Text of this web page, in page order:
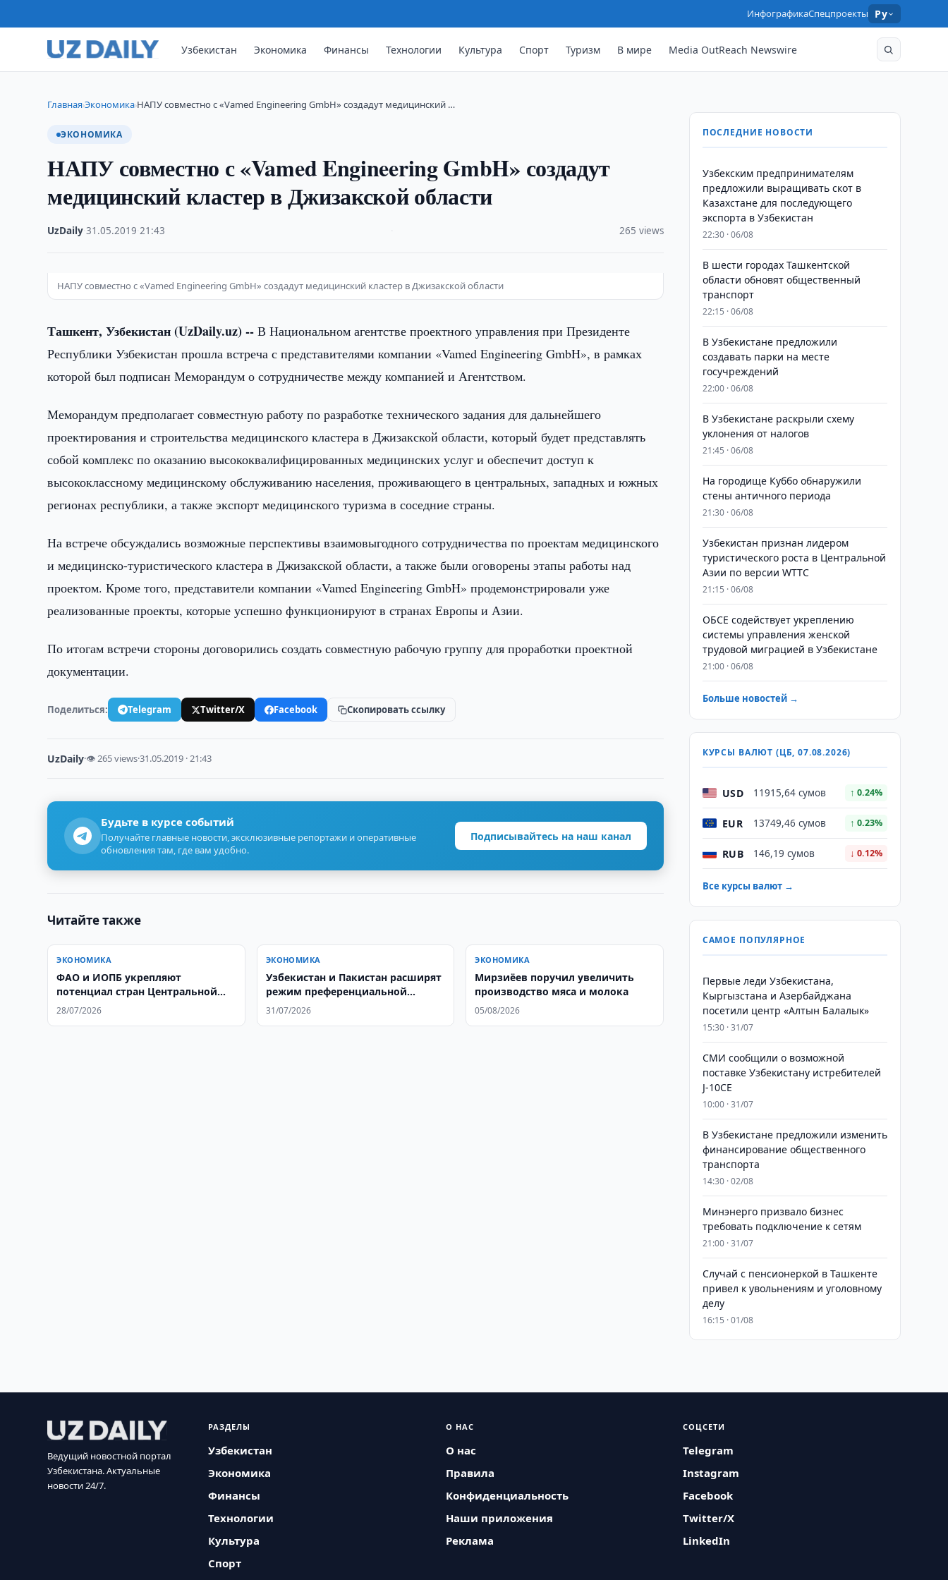
ИнфографикаСпецпроекты Ру
Узбекистан Экономика Финансы Технологии Культура Спорт Туризм В мире Media OutReach Newswire
Главная›Экономика›НАПУ совместно с «Vamed Engineering GmbH» создадут медицинский …
ЭКОНОМИКА
НАПУ совместно с «Vamed Engineering GmbH» создадут
медицинский кластер в Джизакской области
UzDaily ·31.05.2019 ·21:43 265 views
НАПУ совместно с «Vamed Engineering GmbH» создадут медицинский кластер в Джизакской области
Ташкент, Узбекистан (UzDaily.uz) -- В Национальном агентстве проектного управления при Президенте
Республики Узбекистан прошла встреча с представителями компании «Vamed Engineering GmbH», в рамках
которой был подписан Меморандум о сотрудничестве между компанией и Агентством.
Меморандум предполагает совместную работу по разработке технического задания для дальнейшего
проектирования и строительства медицинского кластера в Джизакской области, который будет представлять
собой комплекс по оказанию высококвалифицированных медицинских услуг и обеспечит доступ к
высококлассному медицинскому обслуживанию населения, проживающего в центральных, западных и южных
регионах республики, а также экспорт медицинского туризма в соседние страны.
На встрече обсуждались возможные перспективы взаимовыгодного сотрудничества по проектам медицинского
и медицинско-туристического кластера в Джизакской области, а также были оговорены этапы работы над
проектом. Кроме того, представители компании «Vamed Engineering GmbH» продемонстрировали уже
реализованные проекты, которые успешно функционируют в странах Европы и Азии.
По итогам встречи стороны договорились создать совместную рабочую группу для проработки проектной
документации.
Поделиться: Telegram Twitter/X Facebook Скопировать ссылку
UzDaily·👁 265 views·31.05.2019 · 21:43
Будьте в курсе событий
Получайте главные новости, эксклюзивные репортажи и оперативные
обновления там, где вам удобно.
Подписывайтесь на наш канал
Читайте также
ЭКОНОМИКА
ФАО и ИОПБ укрепляют
потенциал стран Центральной
Азии в области мониторинга
28/07/2026
ЭКОНОМИКА
Узбекистан и Пакистан расширят
режим преференциальной
торговли
31/07/2026
ЭКОНОМИКА
Мирзиёев поручил увеличить
производство мяса и молока
05/08/2026
ПОСЛЕДНИЕ НОВОСТИ
Узбекским предпринимателям
предложили выращивать скот в
Казахстане для последующего
экспорта в Узбекистан
22:30 · 06/08
В шести городах Ташкентской
области обновят общественный
транспорт
22:15 · 06/08
В Узбекистане предложили
создавать парки на месте
госучреждений
22:00 · 06/08
В Узбекистане раскрыли схему
уклонения от налогов
21:45 · 06/08
На городище Куббо обнаружили
стены античного периода
21:30 · 06/08
Узбекистан признан лидером
туристического роста в Центральной
Азии по версии WTTC
21:15 · 06/08
ОБСЕ содействует укреплению
системы управления женской
трудовой миграцией в Узбекистане
21:00 · 06/08
Больше новостей →
КУРСЫ ВАЛЮТ (ЦБ, 07.08.2026)
USD 11915,64 сумов ↑ 0.24%
EUR 13749,46 сумов ↑ 0.23%
RUB 146,19 сумов ↓ 0.12%
Все курсы валют →
САМОЕ ПОПУЛЯРНОЕ
Первые леди Узбекистана,
Кыргызстана и Азербайджана
посетили центр «Алтын Балалык»
15:30 · 31/07
СМИ сообщили о возможной
поставке Узбекистану истребителей
J-10CE
10:00 · 31/07
В Узбекистане предложили изменить
финансирование общественного
транспорта
14:30 · 02/08
Минэнерго призвало бизнес
требовать подключение к сетям
21:00 · 31/07
Случай с пенсионеркой в Ташкенте
привел к увольнениям и уголовному
делу
16:15 · 01/08
Ведущий новостной портал
Узбекистана. Актуальные
новости 24/7.
РАЗДЕЛЫ
Узбекистан
Экономика
Финансы
Технологии
Культура
Спорт
О НАС
О нас
Правила
Конфиденциальность
Наши приложения
Реклама
СОЦСЕТИ
Telegram
Instagram
Facebook
Twitter/X
LinkedIn